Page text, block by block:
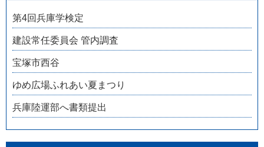
第4回兵庫学検定
建設常任委員会 管内調査
宝塚市西谷
ゆめ広場ふれあい夏まつり
兵庫陸運部へ書類提出